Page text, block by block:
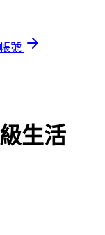
號
生活